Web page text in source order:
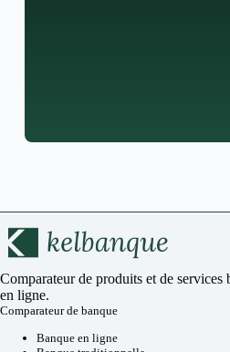
Comparateur de produits et de services
en ligne.
Comparateur de banque
Banque en ligne